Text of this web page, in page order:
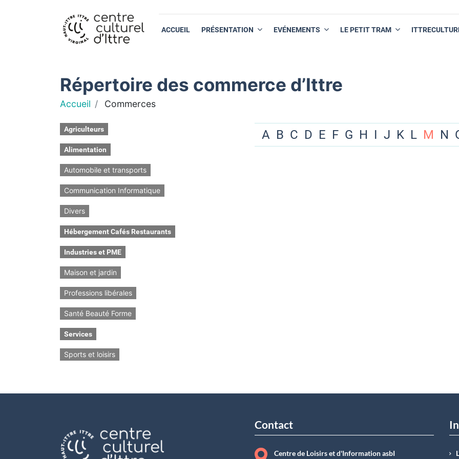
ACCUEIL PRÉSENTATION EVÉNEMENTS LE PETIT TRAM
Répertoire des commerce d’Ittre
Accueil Commerces
Agriculteurs
Alimentation
Automobile et transports
Communication Informatique
Divers
Hébergement Cafés Restaurants
Industries et PME
Maison et jardin
Professions libérales
Santé Beauté Forme
Services
Sports et loisirs
A B C D E F G H I J K L M N
Contact
Centre de Loisirs et d'Information asbI